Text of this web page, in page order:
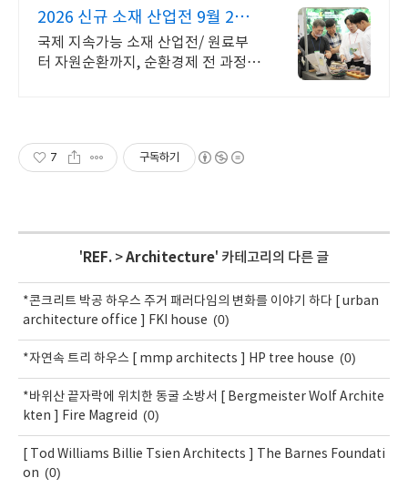
2026 신규 소재 산업전 9월 2일
(수)~4일(금)
국제 지속가능 소재 산업전/ 원료부
터 자원순환까지, 순환경제 전 과정
7 구독하기
' REF. >Architecture' 카테고리의 다른 글
*콘크리트 박공 하우스 주거 패러다임의 변화를 이야기 하다 [ urban
architecture office ] FKI house (0)
*자연속 트리 하우스 [ mmp architects ] HP tree house (0)
*바위산 끝자락에 위치한 동굴 소방서 [ Bergmeister Wolf Archite
kten ] Fire Magreid (0)
[ Tod Williams Billie Tsien Architects ] The Barnes Foundati
on (0)